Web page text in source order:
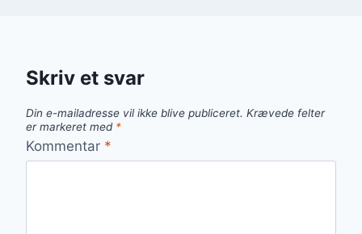
Skriv et svar
Din e-mailadresse vil ikke blive publiceret. Krævede felter
er markeret med *
Kommentar *